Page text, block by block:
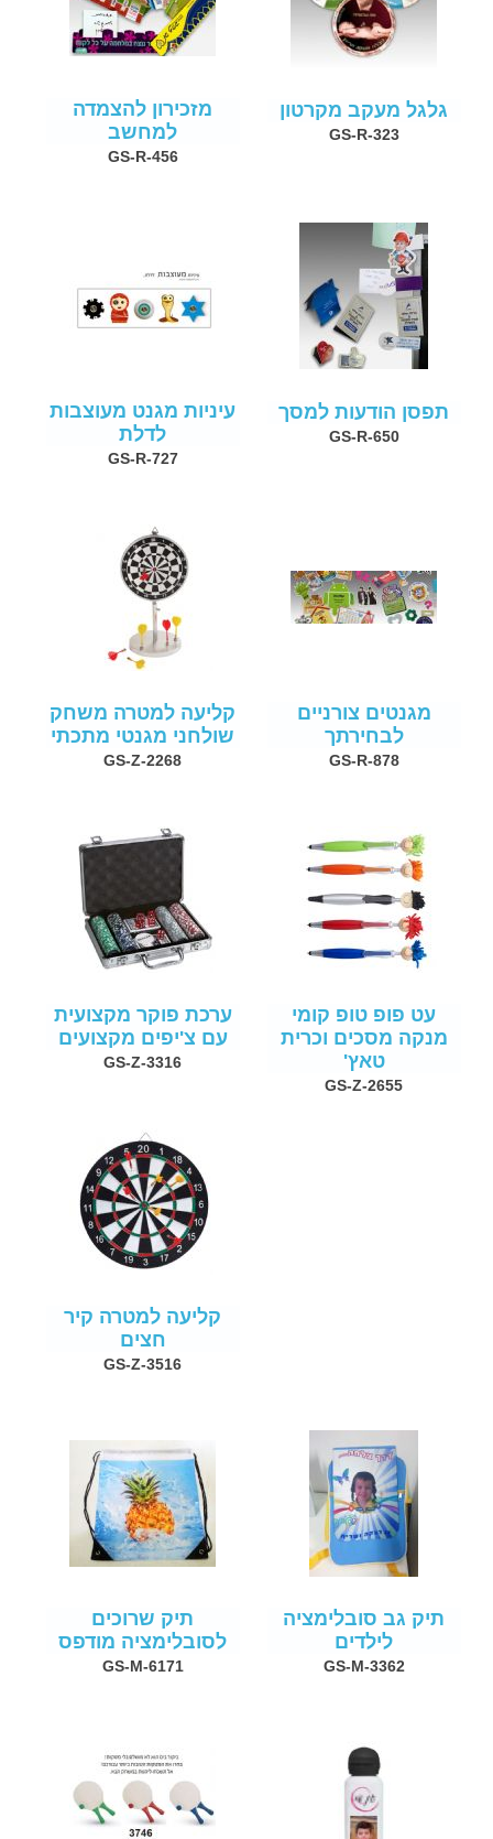
גלגל מעקב מקרטון
GS-R-323
מזכירון להצמדה
למחשב
GS-R-456
תפסן הודעות למסך
GS-R-650
עיניות מגנט מעוצבות
לדלת
GS-R-727
מגנטים צורניים
לבחירתך
GS-R-878
קליעה למטרה משחק
שולחני מגנטי מתכתי
GS-Z-2268
עט פופ טופ קומי
מנקה מסכים וכרית
טאץ'
GS-Z-2655
ערכת פוקר מקצועית
עם צ'יפים מקצועים
GS-Z-3316
קליעה למטרה קיר
חצים
GS-Z-3516
תיק גב סובלימציה
לילדים
GS-M-3362
תיק שרוכים
לסובלימציה מודפס
GS-M-6171